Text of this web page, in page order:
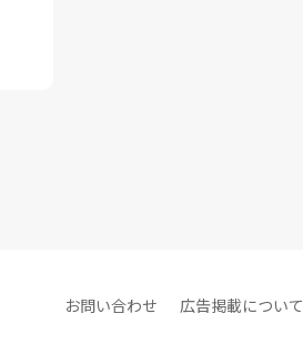
お問い合わせ 広告掲載について